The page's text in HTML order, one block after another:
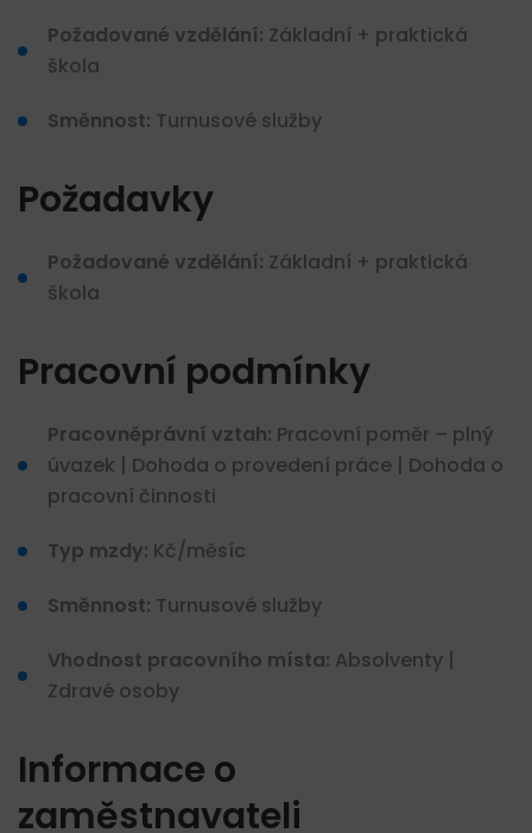
Požadované vzdělání: Základní + praktická
škola
Směnnost: Turnusové služby
Požadavky
Požadované vzdělání: Základní + praktická
škola
Pracovní podmínky
Pracovněprávní vztah: Pracovní poměr – plný
úvazek | Dohoda o provedení práce | Dohoda o
pracovní činnosti
Typ mzdy: Kč/měsíc
Směnnost: Turnusové služby
Vhodnost pracovního místa: Absolventy |
Zdravé osoby
Informace o
zaměstnavateli